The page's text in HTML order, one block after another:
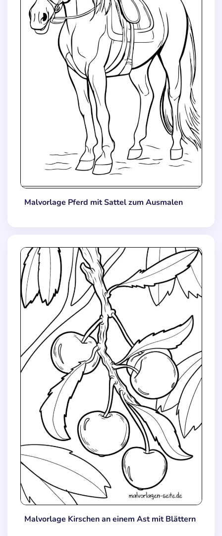
Malvorlage Pferd mit Sattel zum Ausmalen
Malvorlage Kirschen an einem Ast mit Blättern